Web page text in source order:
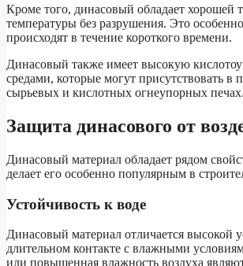
Кроме того, динасовый обладает хорошей
температуры без разрушения. Это
происходят в течение короткого времени.
Динасовый также имеет высокую
средами, которые могут присутствовать в
сырьевых и кислотных огнеупорных печах.
Защита динасового от
Динасовый материал обладает рядом
делает его особенно популярным в
Устойчивость к воде
Динасовый материал отличается высокой
длительном контакте с влажными
или повышенная влажность воздуха